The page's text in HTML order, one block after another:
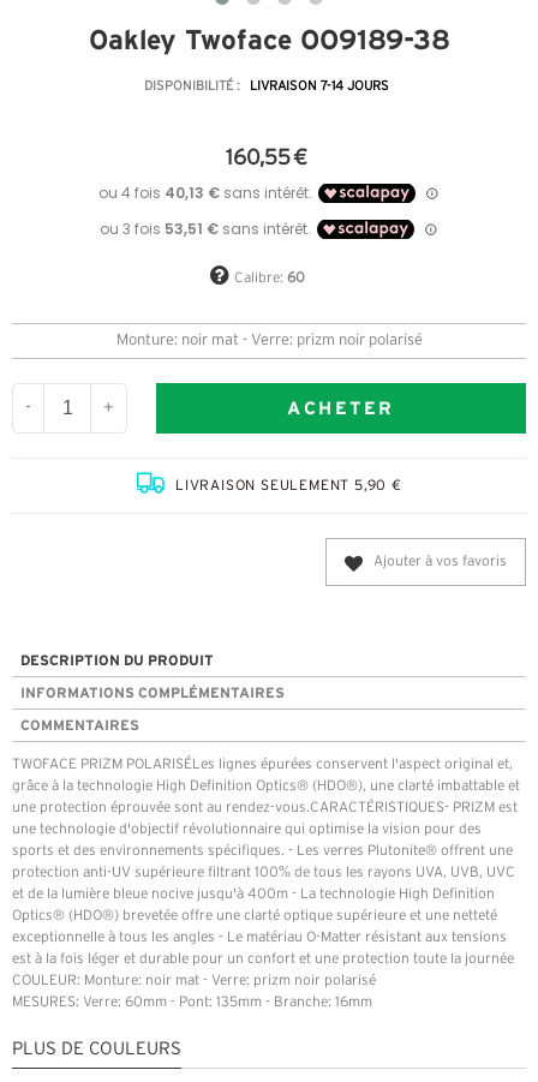
Oakley Twoface OO9189-38
DISPONIBILITÉ : LIVRAISON 7-14 JOURS
160,55 €
Calibre: 60
Monture: noir mat - Verre: prizm noir polarisé
- + ACHETER
LIVRAISON SEULEMENT 5,90 €
Ajouter à vos favoris
DESCRIPTION DU PRODUIT
INFORMATIONS COMPLÉMENTAIRES
COMMENTAIRES
TWOFACE PRIZM POLARISÉLes lignes épurées conservent l'aspect original et,
grâce à la technologie High Definition Optics® (HDO®), une clarté imbattable et
une protection éprouvée sont au rendez-vous.CARACTÉRISTIQUES- PRIZM est
une technologie d'objectif révolutionnaire qui optimise la vision pour des
sports et des environnements spécifiques. - Les verres Plutonite® offrent une
protection anti-UV supérieure filtrant 100% de tous les rayons UVA, UVB, UVC
et de la lumière bleue nocive jusqu'à 400m - La technologie High Definition
Optics® (HDO®) brevetée offre une clarté optique supérieure et une netteté
exceptionnelle à tous les angles - Le matériau O-Matter résistant aux tensions
est à la fois léger et durable pour un confort et une protection toute la journée
COULEUR: Monture: noir mat - Verre: prizm noir polarisé
MESURES: Verre: 60mm - Pont: 135mm - Branche: 16mm
PLUS DE COULEURS